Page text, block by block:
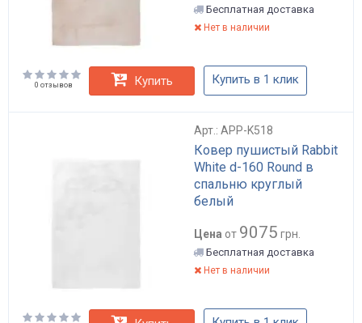
Бесплатная доставка
Нет в наличии
0 отзывов Купить Купить в 1 клик
Арт.: APP-K518
Ковер пушистый Rabbit
White d-160 Round в
спальню круглый
белый
Цена от 9075 грн.
Бесплатная доставка
Нет в наличии